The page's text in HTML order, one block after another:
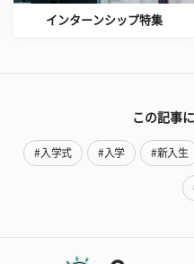
インターンシップ特集
この記事
#入学式 #入学 #新入生